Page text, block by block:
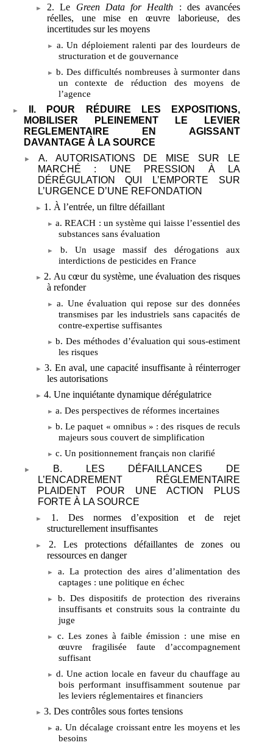
2. Le Green Data for Health
: des avancées
réelles, une mise en œuvre laborieuse, des
incertitudes sur les moyens
a. Un déploiement ralenti par des lourdeurs de
structuration et de gouvernance
b. Des difficultés nombreuses à surmonter dans
un contexte de réduction des moyens de
l’agence
II. POUR RÉDUIRE LES EXPOSITIONS,
MOBILISER PLEINEMENT LE LEVIER
REGLEMENTAIRE EN AGISSANT
DAVANTAGE À LA SOURCE
A. AUTORISATIONS DE MISE SUR LE
MARCHÉ
: UNE PRESSION À LA
DÉRÉGULATION QUI L’EMPORTE SUR
L’URGENCE D’UNE REFONDATION
1. À l’entrée, un filtre défaillant
a. REACH : un système qui laisse l’essentiel des
substances sans évaluation
b. Un usage massif des dérogations aux
interdictions de pesticides en France
2. Au cœur du système, une évaluation des risques
à refonder
a. Une évaluation qui repose sur des données
transmises par les industriels sans capacités de
contre-expertise suffisantes
b. Des méthodes d’évaluation qui sous-estiment
les risques
3. En aval, une capacité insuffisante à réinterroger
les autorisations
4. Une inquiétante dynamique dérégulatrice
a. Des perspectives de réformes incertaines
b. Le paquet « omnibus » : des risques de reculs
majeurs sous couvert de simplification
c. Un positionnement français non clarifié
B. LES DÉFAILLANCES DE
L’ENCADREMENT RÉGLEMENTAIRE
PLAIDENT POUR UNE ACTION PLUS
FORTE À LA SOURCE
1. Des normes d’exposition et de rejet
structurellement insuffisantes
2. Les protections défaillantes de zones ou
ressources en danger
a. La protection des aires d’alimentation des
captages : une politique en échec
b. Des dispositifs de protection des riverains
insuffisants et construits sous la contrainte du
juge
c. Les zones à faible émission : une mise en
œuvre fragilisée faute d’accompagnement
suffisant
d. Une action locale en faveur du chauffage au
bois performant insuffisamment soutenue par
les leviers réglementaires et financiers
3. Des contrôles sous fortes tensions
a. Un décalage croissant entre les moyens et les
besoins